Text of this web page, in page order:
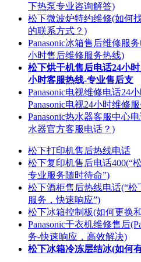
下热泵专业咨询解答)
松下微波炉特约维修(如何
的联系方式？)
Panasonic冰箱售后维修服
小时售后维修服务热线)
松下烘干机售后电话24小
小时客服热线-专业售后支
Panasonic电视维修电话24
Panasonic电视24小时维修
Panasonic热水器客服中心
水器官方客服电话？)
松下打印机售后热线电话
松下复印机售后电话400(“
专业服务随时待命”)
松下酒柜售后热线电话(“
服务，快速响应”)
松下冰箱控制板(如何更换和
Panasonic干衣机维修售后
务-快速响应，高效解决)
松下冰箱冷冻层结冰(如何